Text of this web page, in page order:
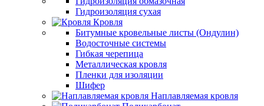
Гидроизоляция сухая
Кровля
Битумные кровельные листы (Ондулин)
Водосточные системы
Гибкая черепица
Металлическая кровля
Пленки для изоляции
Шифер
Наплавляемая кровля